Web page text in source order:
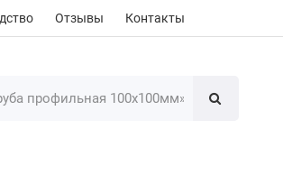
Отзывы Контакты